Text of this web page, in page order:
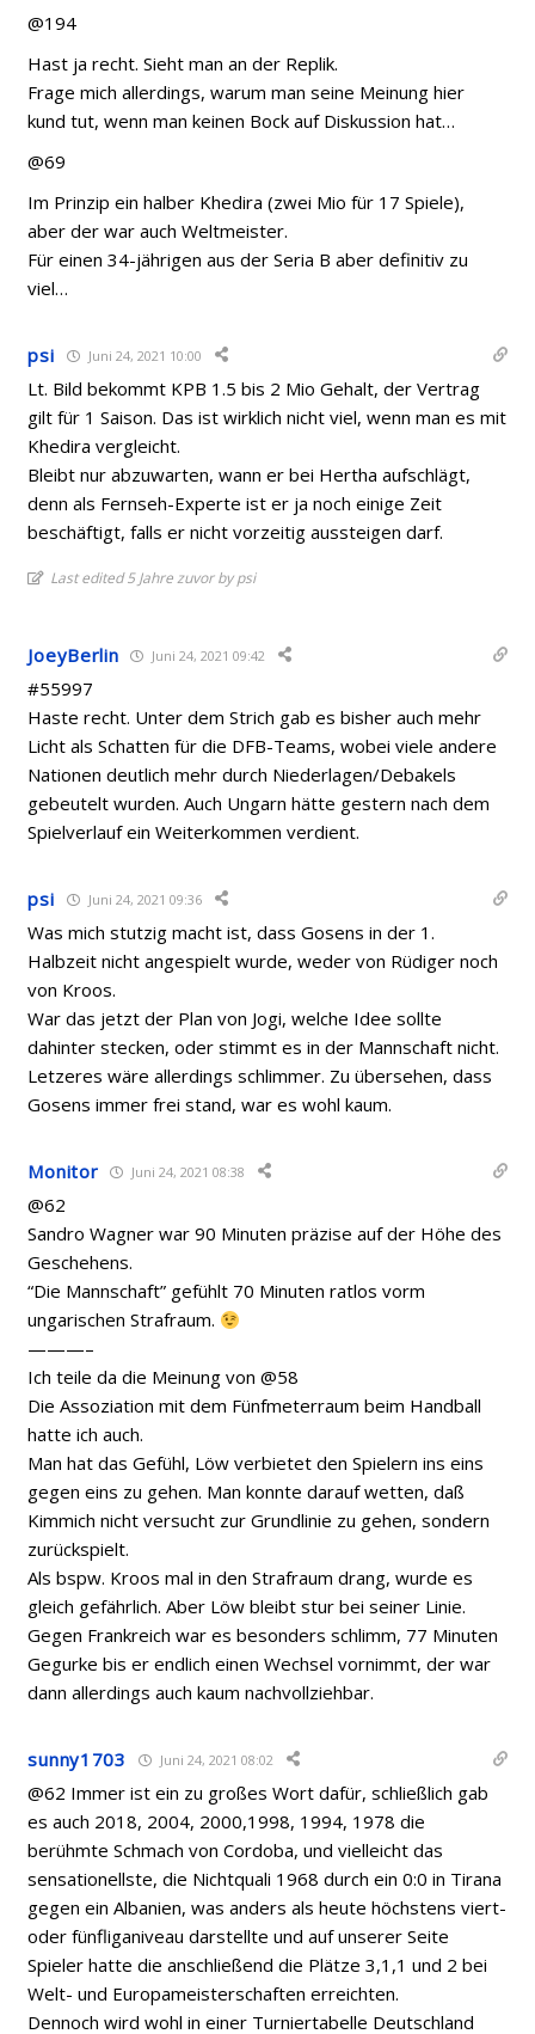
@194
Hast ja recht. Sieht man an der Replik.
Frage mich allerdings, warum man seine Meinung hier
kund tut, wenn man keinen Bock auf Diskussion hat…
@69
Im Prinzip ein halber Khedira (zwei Mio für 17 Spiele),
aber der war auch Weltmeister.
Für einen 34-jährigen aus der Seria B aber definitiv zu
viel…
psi Juni 24, 2021 10:00
Lt. Bild bekommt KPB 1.5 bis 2 Mio Gehalt, der Vertrag
gilt für 1 Saison. Das ist wirklich nicht viel, wenn man es mit
Khedira vergleicht.
Bleibt nur abzuwarten, wann er bei Hertha aufschlägt,
denn als Fernseh-Experte ist er ja noch einige Zeit
beschäftigt, falls er nicht vorzeitig aussteigen darf.
Last edited 5 Jahre zuvor by psi
JoeyBerlin Juni 24, 2021 09:42
#55997
Haste recht. Unter dem Strich gab es bisher auch mehr
Licht als Schatten für die DFB-Teams, wobei viele andere
Nationen deutlich mehr durch Niederlagen/Debakels
gebeutelt wurden. Auch Ungarn hätte gestern nach dem
Spielverlauf ein Weiterkommen verdient.
psi Juni 24, 2021 09:36
Was mich stutzig macht ist, dass Gosens in der 1.
Halbzeit nicht angespielt wurde, weder von Rüdiger noch
von Kroos.
War das jetzt der Plan von Jogi, welche Idee sollte
dahinter stecken, oder stimmt es in der Mannschaft nicht.
Letzeres wäre allerdings schlimmer. Zu übersehen, dass
Gosens immer frei stand, war es wohl kaum.
Monitor Juni 24, 2021 08:38
@62
Sandro Wagner war 90 Minuten präzise auf der Höhe des
Geschehens.
“Die Mannschaft” gefühlt 70 Minuten ratlos vorm
ungarischen Strafraum.
———–
Ich teile da die Meinung von @58
Die Assoziation mit dem Fünfmeterraum beim Handball
hatte ich auch.
Man hat das Gefühl, Löw verbietet den Spielern ins eins
gegen eins zu gehen. Man konnte darauf wetten, daß
Kimmich nicht versucht zur Grundlinie zu gehen, sondern
zurückspielt.
Als bspw. Kroos mal in den Strafraum drang, wurde es
gleich gefährlich. Aber Löw bleibt stur bei seiner Linie.
Gegen Frankreich war es besonders schlimm, 77 Minuten
Gegurke bis er endlich einen Wechsel vornimmt, der war
dann allerdings auch kaum nachvollziehbar.
sunny1703 Juni 24, 2021 08:02
@62 Immer ist ein zu großes Wort dafür, schließlich gab
es auch 2018, 2004, 2000,1998, 1994, 1978 die
berühmte Schmach von Cordoba, und vielleicht das
sensationellste, die Nichtquali 1968 durch ein 0:0 in Tirana
gegen ein Albanien, was anders als heute höchstens viert-
oder fünfliganiveau darstellte und auf unserer Seite
Spieler hatte die anschließend die Plätze 3,1,1 und 2 bei
Welt- und Europameisterschaften erreichten.
Dennoch wird wohl in einer Turniertabelle Deutschland